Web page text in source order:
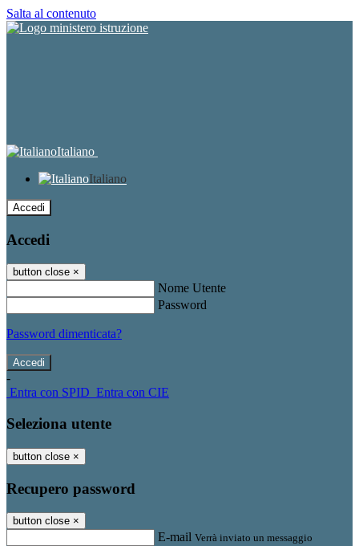
Salta al contenuto
Italiano
Italiano
Accedi
Accedi
button close ×
Nome Utente
Password
Password dimenticata?
-
Entra con SPID Entra con CIE
Seleziona utente
button close ×
Recupero password
button close ×
E-mail Verrà inviato un messaggio